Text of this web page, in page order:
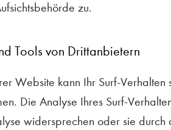
zu.
Tools von Drittanbietern
Website kann Ihr Surf-
Die Analyse Ihres Surf-
widersprechen oder sie